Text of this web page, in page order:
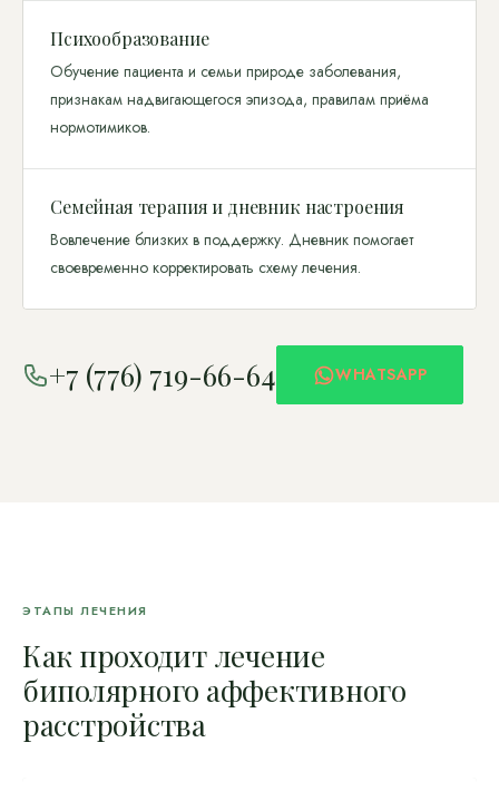
Психообразование
Обучение пациента и семьи природе заболевания,
признакам надвигающегося эпизода, правилам приёма
нормотимиков.
Семейная терапия и дневник настроения
Вовлечение близких в поддержку. Дневник помогает
своевременно корректировать схему лечения.
+7 (776) 719-66-64 WHATSAPP
ЭТАПЫ ЛЕЧЕНИЯ
Как проходит лечение
биполярного аффективного
расстройства